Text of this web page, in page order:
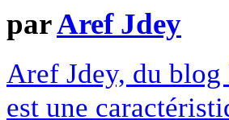
parAref Jdey
Aref Jdey, du
est une